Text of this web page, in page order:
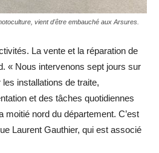
vient d'être embauché aux Arsures.
La vente et la réparation de
« Nous intervenons sept jours sur
installations de traite,
et des tâches quotidiennes
moitié nord du département. C’est
Laurent Gauthier, qui est associé